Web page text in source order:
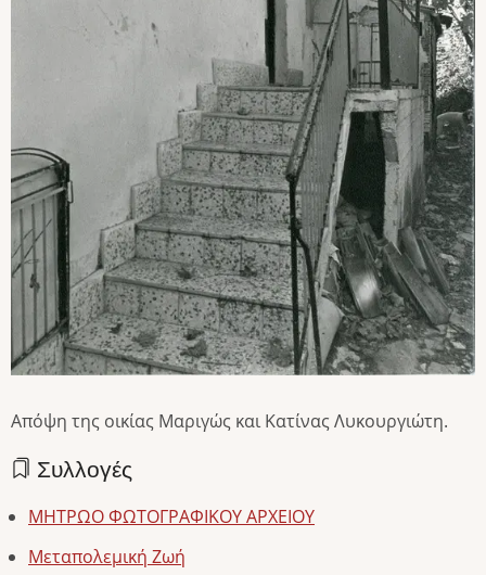
Απόψη της οικίας Μαριγώς και Κατίνας Λυκουργιώτη.
Συλλογές
ΜΗΤΡΩΟ ΦΩΤΟΓΡΑΦΙΚΟΥ ΑΡΧΕΙΟΥ
Μεταπολεμική Ζωή